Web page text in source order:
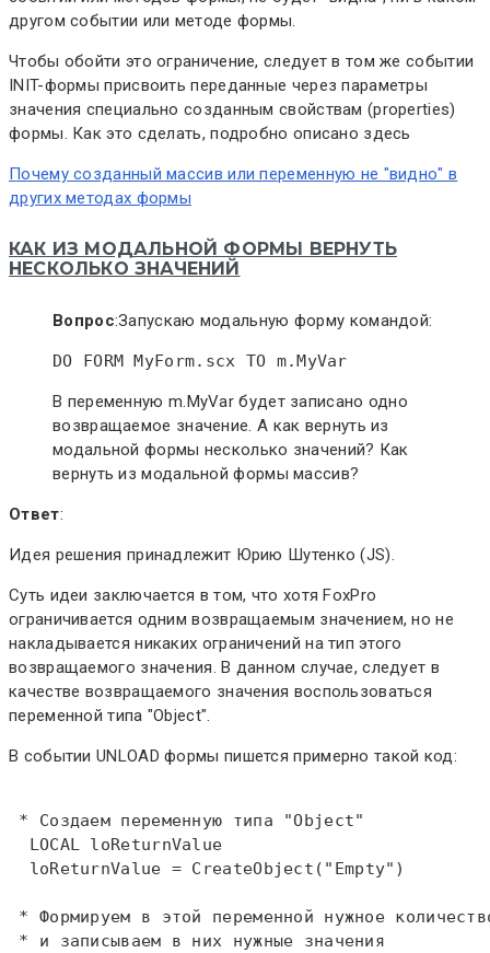
другом событии или методе формы.
Чтобы обойти это ограничение, следует в том же событии
INIT-формы присвоить переданные через параметры
значения специально созданным свойствам (properties)
формы. Как это сделать, подробно описано здесь
Почему созданный массив или переменную не "видно" в
других методах формы
КАК ИЗ МОДАЛЬНОЙ ФОРМЫ ВЕРНУТЬ
НЕСКОЛЬКО ЗНАЧЕНИЙ
Вопрос:Запускаю модальную форму командой:
DO FORM MyForm.scx TO m.MyVar
В переменную m.MyVar будет записано одно
возвращаемое значение. А как вернуть из
модальной формы несколько значений? Как
вернуть из модальной формы массив?
Ответ:
Идея решения принадлежит Юрию Шутенко (JS).
Суть идеи заключается в том, что хотя FoxPro
ограничивается одним возвращаемым значением, но не
накладывается никаких ограничений на тип этого
возвращаемого значения. В данном случае, следует в
качестве возвращаемого значения воспользоваться
переменной типа "Object".
В событии UNLOAD формы пишется примерно такой код:
* Создаем переменную типа "Object"
LOCAL loReturnValue
  loReturnValue =
CreateObject ("Empty")
* Формируем в этой переменной нужное
* и записываем в них нужные значения